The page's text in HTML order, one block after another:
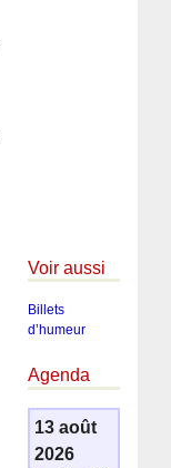
Voir aussi
Billets
d’humeur
Agenda
13 août
2026